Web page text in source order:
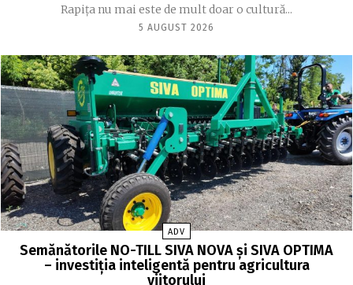
Rapița nu mai este de mult doar o cultură...
5 AUGUST 2026
ADV
Semănătorile NO-TILL SIVA NOVA și SIVA OPTIMA
– investiția inteligentă pentru agricultura
viitorului